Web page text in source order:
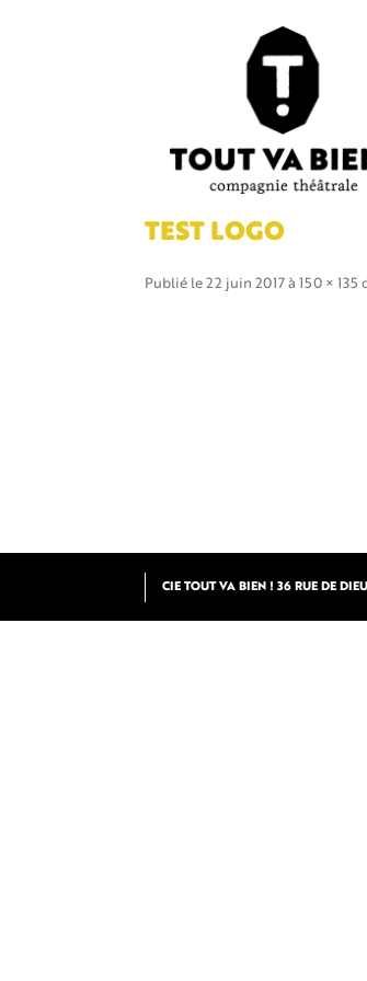
TEST LOGO
Publié le 22 juin 2017 à 150 × 135
CIE TOUT VA BIEN ! 36 RUE DE